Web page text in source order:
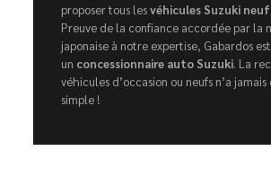
proposer tous lesvéhicules Suzuki
Preuve de la confiance accordée par la
japonaise à notre expertise, Gabardos
un concessionnaire auto Suzuki. La
véhicules d’occasion ou neufs n’a jamais
simple !